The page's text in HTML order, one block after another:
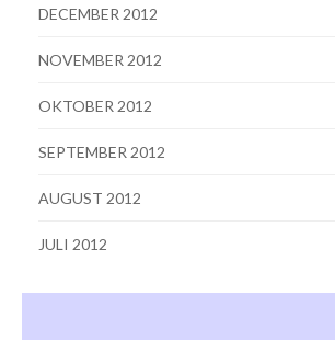
DECEMBER 2012
NOVEMBER 2012
OKTOBER 2012
SEPTEMBER 2012
AUGUST 2012
JULI 2012